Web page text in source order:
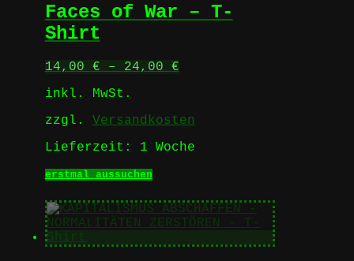
auf.
auf
werden
Faces of War – T-
Shirt
14,00 € – 24,00 €
inkl. MwSt.
zzgl. Versandkosten
Lieferzeit: 1 Woche
erstmal aussuchenDieses
weist
mehrere
Varianten
auf.